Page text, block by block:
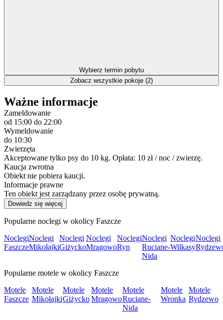
Wybierz termin pobytu
Zobacz wszystkie pokoje (2)
Ważne informacje
Zameldowanie
od 15:00 do 22:00
Wymeldowanie
do 10:30
Zwierzęta
Akceptowane tylko psy do 10 kg. Opłata: 10 zł / noc / zwierzę.
Kaucja zwrotna
Obiekt nie pobiera kaucji.
Informacje prawne
Ten obiekt jest zarządzany przez osobę prywatną.
Dowiedz się więcej
Popularne noclegi w okolicy Faszcze
Noclegi
Faszcze
Noclegi
Mikołajki
Noclegi
Giżycko
Noclegi
Mrągowo
Noclegi
Ryn
Noclegi
Ruciane-
Nida
Noclegi
Wilkasy
Noclegi
Popularne motele w okolicy Faszcze
Motele
Faszcze
Motele
Mikołajki
Motele
Giżycko
Motele
Mrągowo
Motele
Ruciane-
Nida
Motele
Wronka
Motele
Rydzewo